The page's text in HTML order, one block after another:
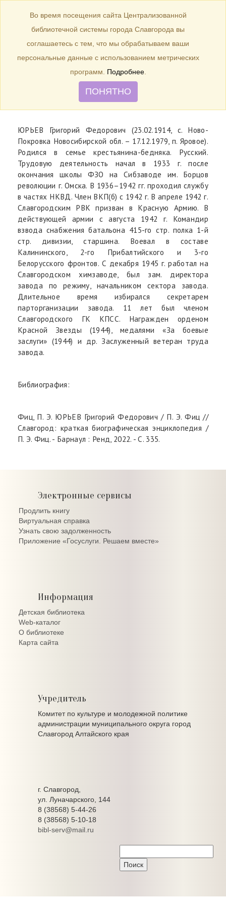
Toggle
navigation
БИБЛИОТЕКА
23 февраля 1949 г. – 75 лет со
дня рождения Заслуженного
ветерана труда Славгородского
химзавода Г. Ф. Юрьева
ЮРЬЕВ Григорий Федорович (23.02.1914, с. Ново-
Покровка Новосибирской обл. – 17.12.1979, п. Яровое).
Родился в семье крестьянина-бедняка. Русский.
Трудовую деятельность начал в 1933 г. после
окончания школы ФЗО на Сибзаводе им. Борцов
революции г. Омска. В 1936–1942 гг. проходил службу
в частях НКВД. Член ВКП(б) с 1942 г. В апреле 1942 г.
Славгородским РВК призван в Красную Армию. В
действующей армии с августа 1942 г. Командир
взвода снабжения батальона 415-го стр. полка 1-й
стр. дивизии, старшина. Воевал в составе
Калининского, 2-го Прибалтийского и 3-го
Белорусского фронтов. С декабря 1945 г. работал на
Славгородском химзаводе, был зам. директора
завода по режиму, начальником сектора завода.
Длительное время избирался секретарем
парторганизации завода. 11 лет был членом
Славгородского ГК КПСС. Награжден орденом
Красной Звезды (1944), медалями «За боевые
заслуги» (1944) и др. Заслуженный ветеран труда
завода.
Библиография:
Фиц, П. Э. ЮРЬЕВ Григорий Федорович / П. Э. Фиц //
Славгород: краткая биографическая энциклопедия /
П. Э. Фиц. - Барнаул : Ренд, 2022. - С. 335.
Электронные сервисы
Продлить книгу
Виртуальная справка
Узнать свою задолженность
Приложение «Госуслуги. Решаем вместе»
Информация
Детская библиотека
Web-каталог
О библиотеке
Карта сайта
Учредитель
Комитет по культуре и молодежной политике
администрации муниципального округа город
Славгород Алтайского края
г. Славгород,
ул. Луначарского, 144
8 (38568) 5-44-26
8 (38568) 5-10-18
bibl-serv@mail.ru
Во время посещения сайта Централизованной
библиотечной системы города Славгорода вы
соглашаетесь с тем, что мы обрабатываем ваши
персональные данные с использованием метрических
программ. Подробнее.
ПОНЯТНО